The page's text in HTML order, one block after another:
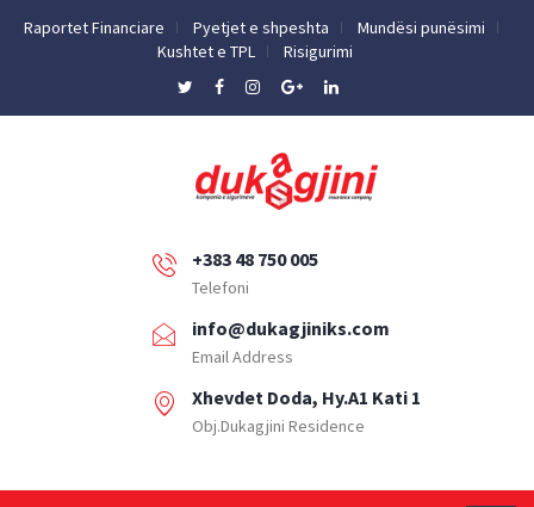
Raportet Financiare Pyetjet e shpeshta
Mundësi punësimi
Kushtet e TPL
Risigurimi
+383 48 750 005
Telefoni
info@dukagjiniks.com
Email Address
Xhevdet Doda, Hy.A1 Kati 1
Obj.Dukagjini Residence